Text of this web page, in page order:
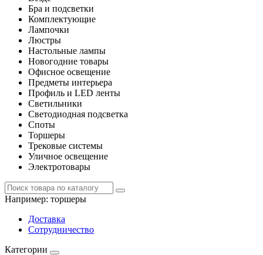
Бра и подсветки
Комплектующие
Лампочки
Люстры
Настольные лампы
Новогодние товары
Офисное освещение
Предметы интерьера
Профиль и LED ленты
Светильники
Светодиодная подсветка
Споты
Торшеры
Трековые системы
Уличное освещение
Электротовары
Например: торшеры
Доставка
Сотрудничество
Категории